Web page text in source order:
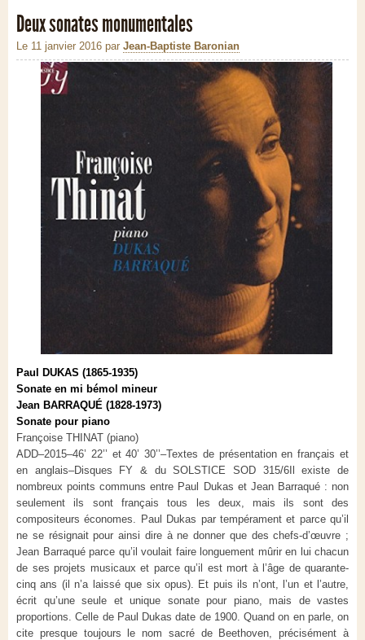
Deux sonates monumentales
Le 11 janvier 2016 par Jean-Baptiste Baronian
Paul DUKAS (1865-1935)
Sonate en mi bémol mineur
Jean BARRAQUÉ (1828-1973)
Sonate pour piano
Françoise THINAT (piano)
ADD–2015–46’ 22’’ et 40’ 30’’–Textes de présentation en français et
en anglais–Disques FY & du SOLSTICE SOD 315/6Il existe de
nombreux points communs entre Paul Dukas et Jean Barraqué : non
seulement ils sont français tous les deux, mais ils sont des
compositeurs économes. Paul Dukas par tempérament et parce qu’il
ne se résignait pour ainsi dire à ne donner que des chefs-d’œuvre ;
Jean Barraqué parce qu’il voulait faire longuement mûrir en lui chacun
de ses projets musicaux et parce qu’il est mort à l’âge de quarante-
cinq ans (il n’a laissé que six opus). Et puis ils n’ont, l’un et l’autre,
écrit qu’une seule et unique sonate pour piano, mais de vastes
proportions. Celle de Paul Dukas date de 1900. Quand on en parle, on
cite presque toujours le nom sacré de Beethoven, précisément à